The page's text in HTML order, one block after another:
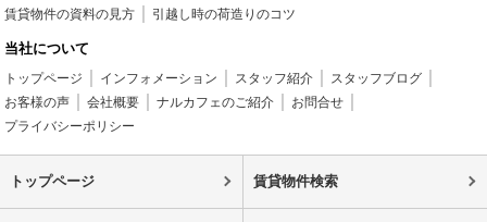
賃貸物件の資料の見方
引越し時の荷造りのコツ
当社について
トップページ インフォメーション スタッフ紹介
スタッフブログ
お客様の声
会社概要 ナルカフェのご紹介
お問合せ
プライバシーポリシー
トップページ 賃貸物件検索